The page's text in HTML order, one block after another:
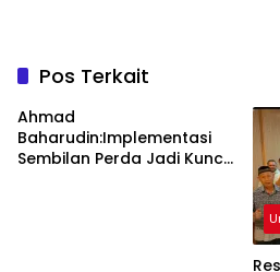
Pos Terkait
Ahmad
Baharudin:Implementasi
Sembilan Perda Jadi Kunci